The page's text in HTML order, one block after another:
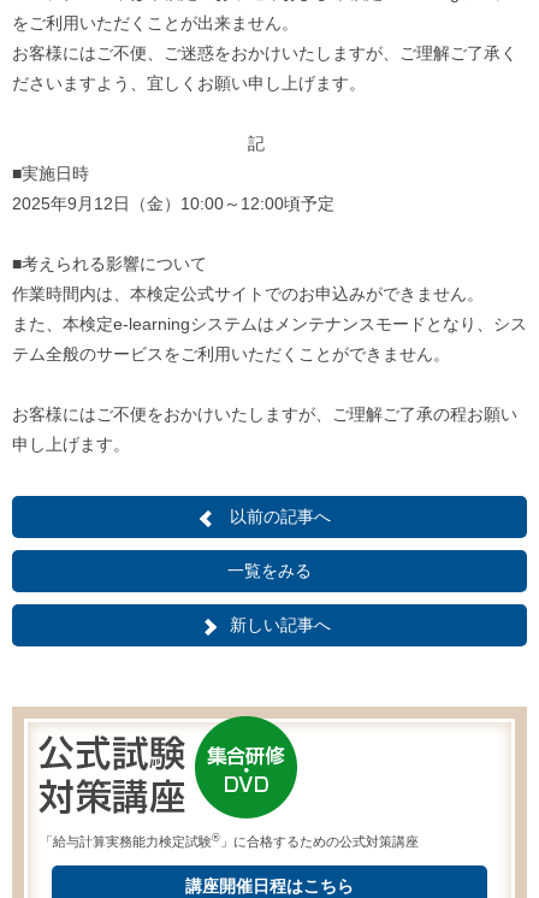
をご利用いただくことが出来ません。
お客様にはご不便、ご迷惑をおかけいたしますが、 ご理解ご了承く
ださいますよう、宜しくお願い申し上げます。
記
■実施日時
2025年9月12日（金）10:00～12:00頃予定
■考えられる影響について
作業時間内は、本検定公式サイトでのお申込みができません。
また、本検定e-learningシステムはメンテナンスモードとなり、 シス
テム全般のサービスをご利用いただくことができません。
お客様にはご不便をおかけいたしますが、 ご理解ご了承の程お願い
申し上げます。
以前の記事へ
一覧をみる
新しい記事へ
「給与計算実務能力検定試験® 」に合格するための公式対策講座
講座開催日程はこちら